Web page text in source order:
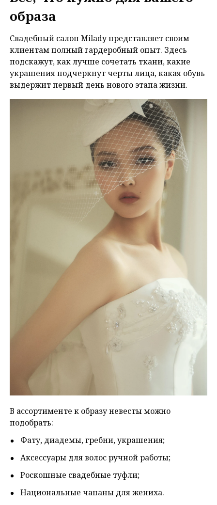
образа
Свадебный салон Milady представляет своим
клиентам полный гардеробный опыт. Здесь
подскажут, как лучше сочетать ткани, какие
украшения подчеркнут черты лица, какая обувь
выдержит первый день нового этапа жизни.
В ассортименте к образу невесты можно
подобрать:
Фату, диадемы, гребни, украшения;
Аксессуары для волос ручной работы;
Роскошные свадебные туфли;
Национальные чапаны для жениха.